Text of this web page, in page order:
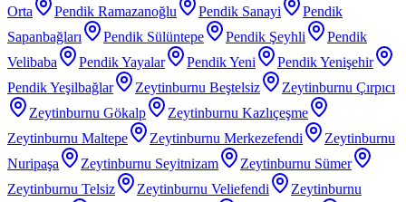
Orta
Pendik Ramazanoğlu Pendik Sanayi
Pendik
Sapanbağları
Pendik Sülüntepe Pendik Şeyhli
Pendik
Velibaba
Pendik Yayalar Pendik Yeni
Pendik Yenişehir
Pendik Yeşilbağlar
Zeytinburnu Beştelsiz
Zeytinburnu Çırpıcı
Zeytinburnu Gökalp
Zeytinburnu Kazlıçeşme
Zeytinburnu Maltepe
Zeytinburnu Merkezefendi
Zeytinburnu
Nuripaşa
Zeytinburnu Seyitnizam
Zeytinburnu Sümer
Zeytinburnu Telsiz
Zeytinburnu Veliefendi
Zeytinburnu